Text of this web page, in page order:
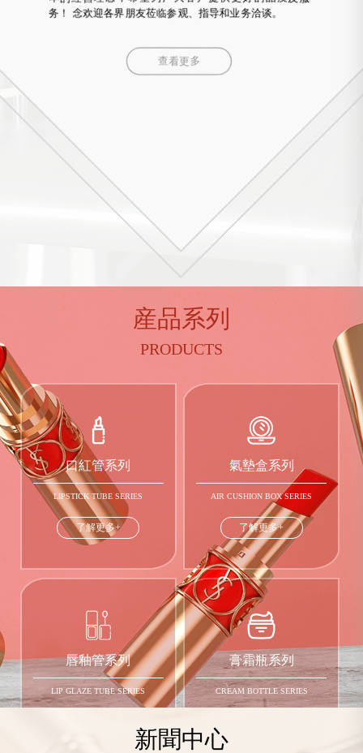
务！ 念欢迎各界朋友莅临参观、指导和业务洽谈。
查看更多
産品系列
PRODUCTS
口紅管系列
LIPSTICK TUBE SERIES
了解更多+
氣墊盒系列
AIR CUSHION BOX SERIES
了解更多+
唇釉管系列
LIP GLAZE TUBE SERIES
膏霜瓶系列
CREAM BOTTLE SERIES
新聞中心